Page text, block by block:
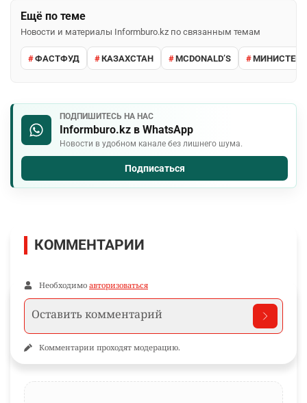
Ещё по теме
Новости и материалы Informburo.kz по связанным темам
ФАСТФУД КАЗАХСТАН MCDONALD’S
ПОДПИШИТЕСЬ НА НАС
Informburo.kz в WhatsApp
Новости в удобном канале без лишнего шума.
Подписаться
КОММЕНТАРИИ
Необходимо авторизоваться
Комментарии проходят модерацию.